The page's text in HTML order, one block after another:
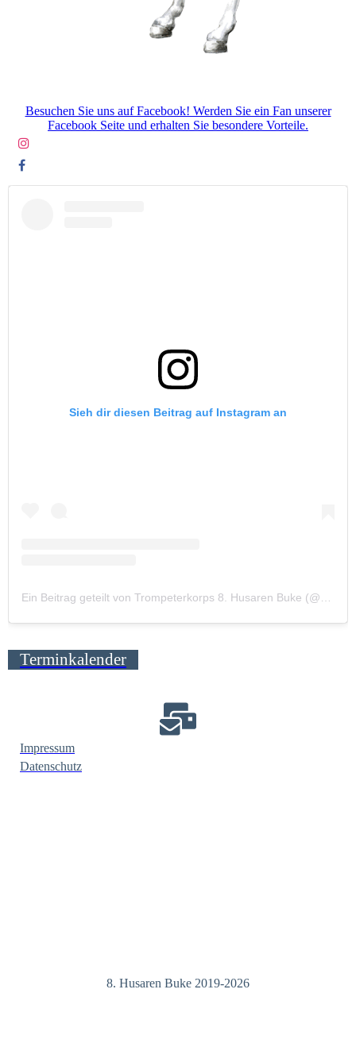
Besuchen Sie uns auf Facebook! Werden Sie ein Fan unserer
Facebook Seite und erhalten Sie besondere Vorteile.
Terminkalender
Impressum
Datenschutz
8. Husaren Buke 2019-2026